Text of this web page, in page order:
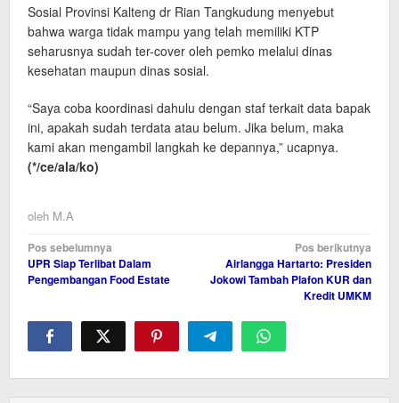
Sosial Provinsi Kalteng dr Rian Tangkudung menyebut
bahwa warga tidak mampu yang telah memiliki KTP
seharusnya sudah ter-cover oleh pemko melalui dinas
kesehatan maupun dinas sosial.
“Saya coba koordinasi dahulu dengan staf terkait data bapak
ini, apakah sudah terdata atau belum. Jika belum, maka
kami akan mengambil langkah ke depannya,” ucapnya.
(*/ce/ala/ko)
oleh M.A
Navigasi
pos
Pos sebelumnya
UPR Siap Terlibat Dalam
Pengembangan Food Estate
Pos berikutnya
Airlangga Hartarto: Presiden
Jokowi Tambah Plafon KUR dan
Kredit UMKM